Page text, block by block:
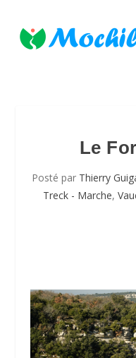
Le
Posté par Thierry
Treck - Marche,